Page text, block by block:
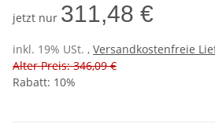
jetzt nur 311,48 €
inkl. 19% USt. , Versandkostenfreie
Alter Preis: 346,09 €
Rabatt: 10%